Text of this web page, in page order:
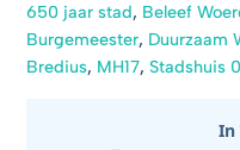
650 jaar stad, Beleef
Burgemeester, Duurzaam
Bredius, MH17,Stadshuis 0